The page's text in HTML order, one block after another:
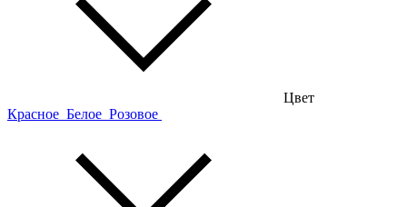
Цвет
Красное Белое Розовое